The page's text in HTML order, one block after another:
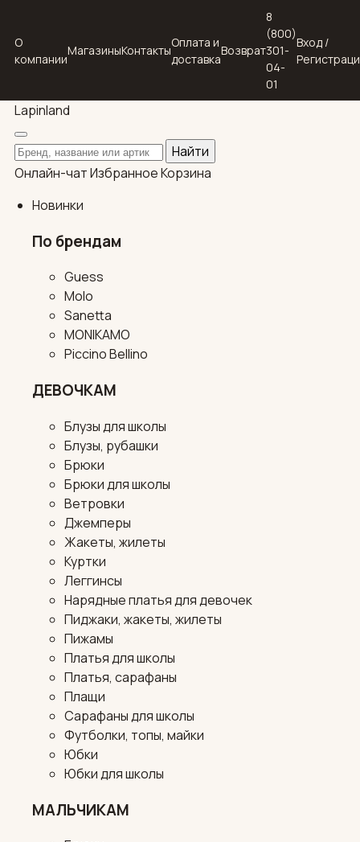
О
компании
МагазиныКонтакты
Оплата и
доставка
Возврат
8
(800)
301-
04-
01
Вход /
Lapinland
Поиск по каталогу
Найти
Онлайн-чатИзбранноеКорзина
Новинки
По брендам
Guess
Molo
Sanetta
MONIKAMO
Piccino Bellino
ДЕВОЧКАМ
Блузы для школы
Блузы, рубашки
Брюки
Брюки для школы
Ветровки
Джемперы
Жакеты, жилеты
Куртки
Леггинсы
Нарядные платья для девочек
Пиджаки, жакеты, жилеты
Пижамы
Платья для школы
Платья, сарафаны
Плащи
Сарафаны для школы
Футболки, топы, майки
Юбки
Юбки для школы
МАЛЬЧИКАМ